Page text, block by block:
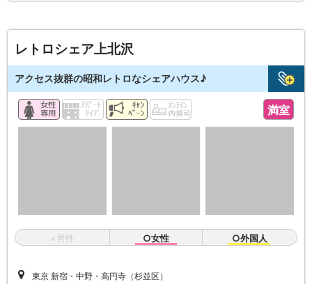
レトロシェア上北沢
アクセス抜群の昭和レトロなシェアハウス♪
満室
×男性 ○女性 ○外国人
東京 新宿・中野・高円寺（杉並区）